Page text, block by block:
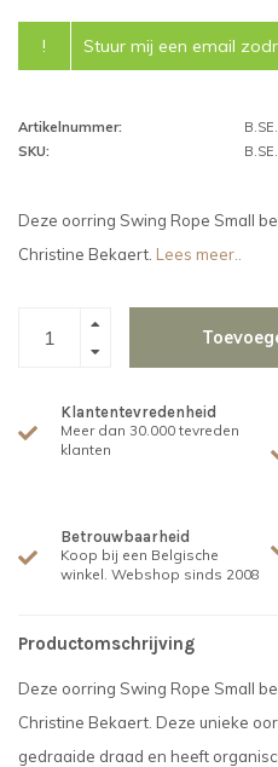
! Stuur mij een email
Artikelnummer:
SKU:
Deze oorring Swing Rope Small
Christine Bekaert. Lees meer..
Klantentevredenheid
Meer dan 30.000 tevreden
klanten
Betrouwbaarheid
Koop bij een Belgische
winkel. Webshop sinds 2008
Productomschrijving
Deze oorring Swing Rope Small
Christine Bekaert. Deze unieke
gedraaide draad en heeft